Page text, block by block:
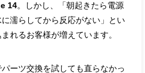
14。しかし、「朝起きたら電源
濡らしてから反応がない」とい
れるお客様が増えています。
ーツ交換を試しても直らなかっ